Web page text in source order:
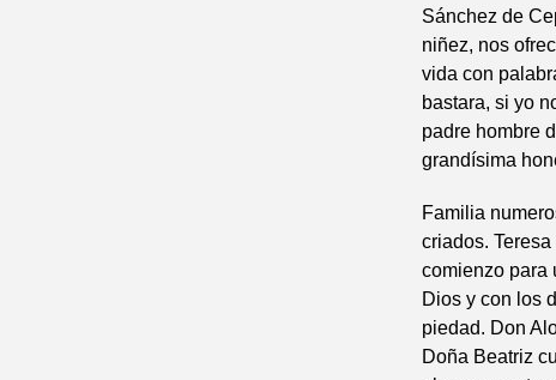
Sánchez de
niñez, nos
vida con
bastara, si yo
padre hombre
grandísima
Familia
criados.
comienzo para
Dios y con los
piedad. Don
Doña Beatriz